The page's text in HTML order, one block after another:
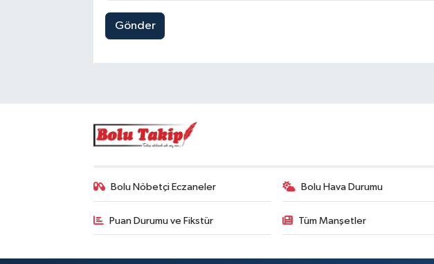
Gönder
Bolu Nöbetçi Eczaneler Bolu Hava Durumu
Puan Durumu ve Fikstür Tüm Manşetler